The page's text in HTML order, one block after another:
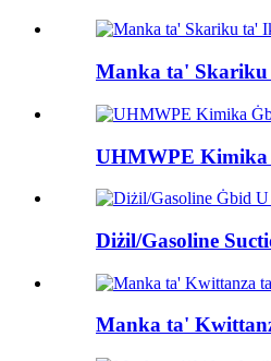
Manka ta'
UHMWPE Kimika
Diżil/Gasoline
Manka ta'